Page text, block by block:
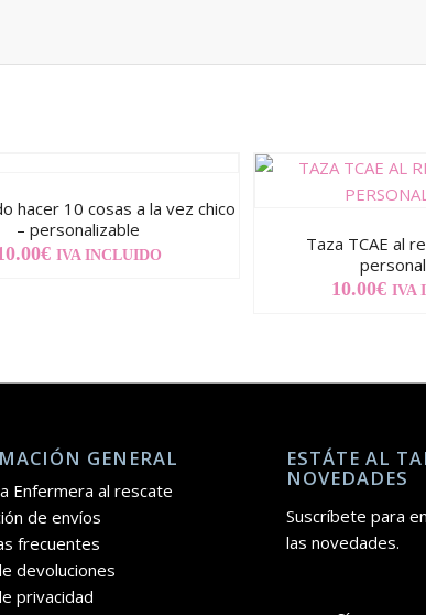
hacer 10 cosas a la vez chico
– personalizable
€ IVA INCLUIDO
Taza TCAE al
10.00€ IVA
GENERAL
Enfermera al rescate
de envíos
frecuentes
devoluciones
privacidad
ESTÁTE AL
NOVEDADES
Suscríbete para
las novedades.